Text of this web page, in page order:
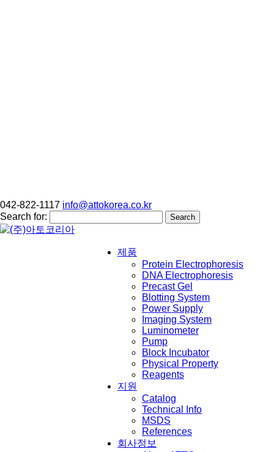
042-822-1117 info@attokorea.co.kr
Search for:
제품
Protein Electrophoresis
DNA Electrophoresis
Precast Gel
Blotting System
Power Supply
Imaging System
Luminometer
Pump
Block Incubator
Physical Property
Reagents
지원
Catalog
Technical Info
MSDS
References
회사정보